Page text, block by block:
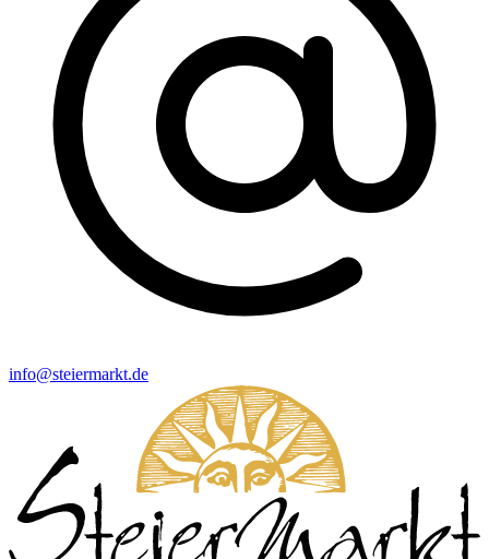
info@steiermarkt.de